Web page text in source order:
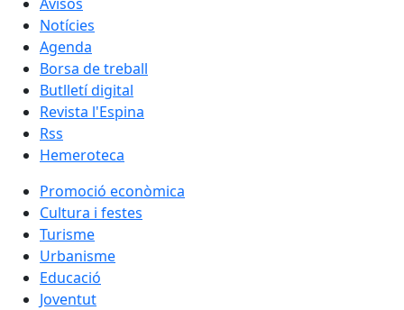
Notícies
Agenda
Borsa de treball
Butlletí digital
Revista l'Espina
Rss
Hemeroteca
Promoció econòmica
Cultura i festes
Turisme
Urbanisme
Educació
Joventut